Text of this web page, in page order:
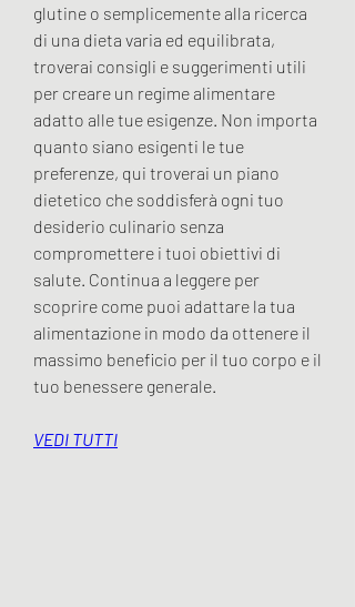
glutine o semplicemente alla ricerca
di una dieta varia ed equilibrata,
troverai consigli e suggerimenti utili
per creare un regime alimentare
adatto alle tue esigenze. Non importa
quanto siano esigenti le tue
preferenze, qui troverai un piano
dietetico che soddisferà ogni tuo
desiderio culinario senza
compromettere i tuoi obiettivi di
salute. Continua a leggere per
scoprire come puoi adattare la tua
alimentazione in modo da ottenere il
massimo beneficio per il tuo corpo e il
tuo benessere generale.
VEDI TUTTI